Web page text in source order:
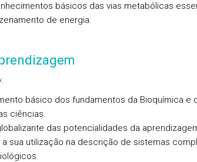
básicos das vias metabólicas
de energia.
básico dos fundamentos da Bioquímica e
ciências.
das potencialidades da
a sua utilização na descrição de sistemas